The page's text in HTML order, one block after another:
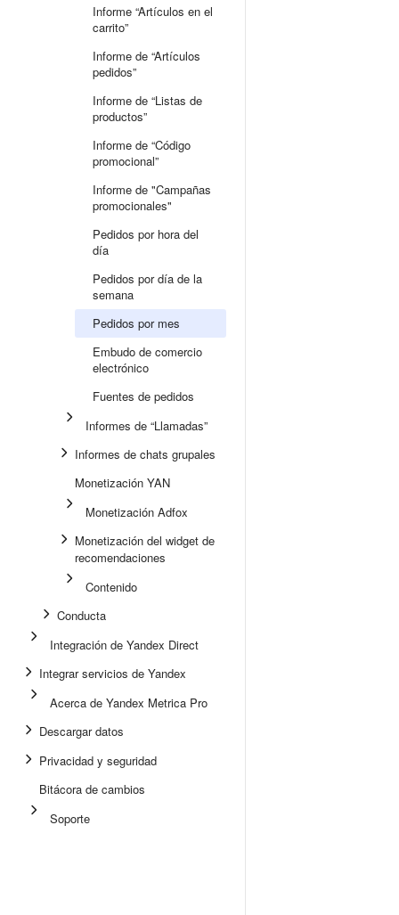
Informe “Artículos en el
carrito”
Informe de “Artículos
pedidos”
Informe de “Listas de
productos”
Informe de “Código
promocional”
Informe de "Campañas
promocionales"
Pedidos por hora del
día
Pedidos por día de la
semana
Pedidos por mes
Embudo de comercio
electrónico
Fuentes de pedidos
Informes de “Llamadas”
Informes de chats grupales
Monetización YAN
Monetización Adfox
Monetización del widget de
recomendaciones
Contenido
Conducta
Integración de Yandex Direct
Integrar servicios de Yandex
Acerca de Yandex Metrica Pro
Descargar datos
Privacidad y seguridad
Bitácora de cambios
Soporte